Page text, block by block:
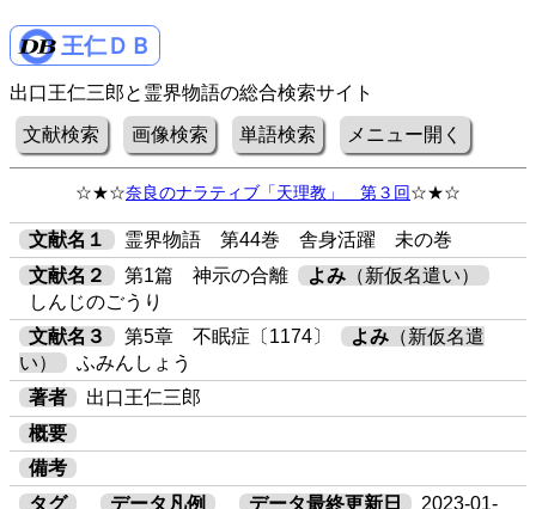
王仁ＤＢ
出口王仁三郎と霊界物語の総合検索サイト
文献検索 画像検索 単語検索 メニュー開く
☆★☆奈良のナラティブ「天理教」 第３回☆★☆
文献名１
霊界物語 第44巻 舎身活躍 未の巻
文献名２
第1篇 神示の合離 よみ （新仮名遣い）
しんじのごうり
文献名３
第5章 不眠症〔1174〕 よみ （新仮名遣
い）
ふみんしょう
著者
出口王仁三郎
概要
備考
タグ
データ凡例 データ最終更新日
2023-01-